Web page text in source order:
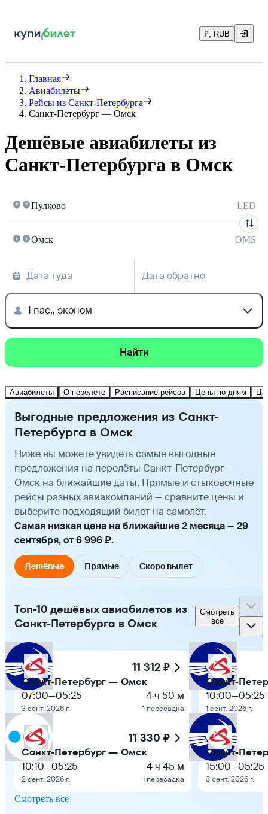
₽, RUB
Главная
Авиабилеты
Рейсы из Санкт-Петербурга
Санкт-Петербург — Омск
Дешёвые авиабилеты из
Санкт-Петербурга в Омск
Пулково LED
Омск OMS
Дата туда Дата обратно
1 пас., эконом
Найти
Авиабилеты О перелёте Расписание рейсов Цены по дням
Выгодные предложения из Санкт-
Петербурга в Омск
Ниже вы можете увидеть самые выгодные
предложения на перелёты Санкт-Петербург —
Омск на ближайшие даты. Прямые и стыковочные
рейсы разных авиакомпаний — сравните цены и
выберите подходящий билет на самолёт.
Самая низкая цена на ближайшие 2 месяца — 29
сентября, от 6 996 ₽.
Дешёвые Прямые Скоро вылет
Топ-10 дешёвых авиабилетов из
Санкт-Петербурга в Омск
Смотреть
все
11 312 ₽
Санкт-Петербург — Омск
07:00—05:25
3 сент. 2026 г.
4 ч 50 м
1 пересадка
11 330 ₽
Санкт-Петербург — Омск
10:10—05:25
2 сент. 2026 г.
4 ч 45 м
1 пересадка
Санкт-
10:00—05:25
1 сент. 2026 г.
Санкт-
15:00—05:25
3 сент. 2026 г.
Смотреть все